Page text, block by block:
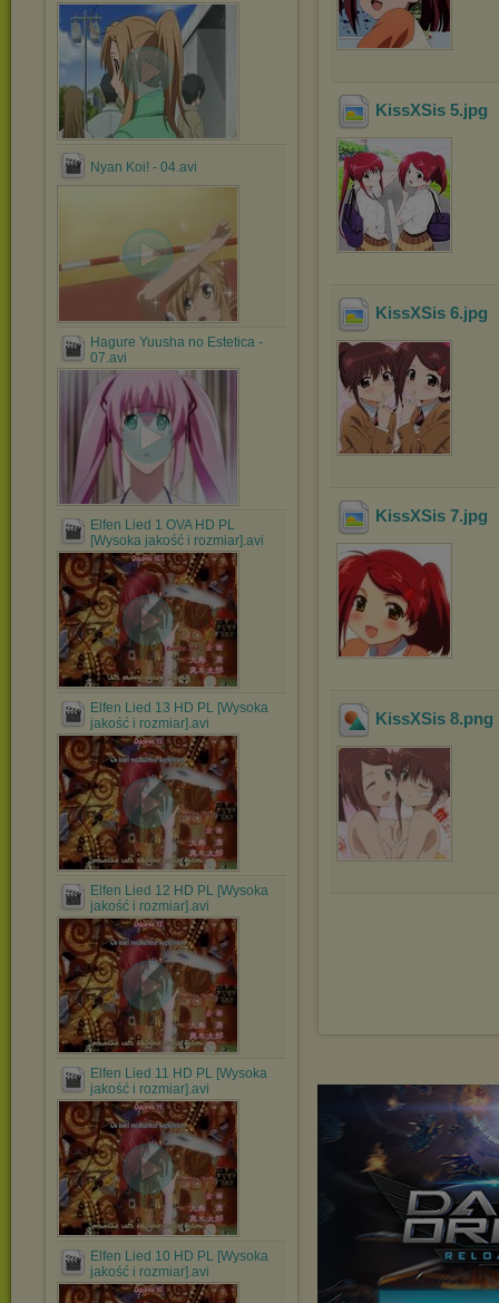
Nyan Koi! - 04.avi
Hagure Yuusha no Estetica -
07.avi
Elfen Lied 1 OVA HD PL
[Wysoka jakość i rozmiar].avi
Elfen Lied 13 HD PL [Wysoka
jakość i rozmiar].avi
Elfen Lied 12 HD PL [Wysoka
jakość i rozmiar].avi
Elfen Lied 11 HD PL [Wysoka
jakość i rozmiar].avi
Elfen Lied 10 HD PL [Wysoka
jakość i rozmiar].avi
KissXSis 5.jpg
KissXSis 6.jpg
KissXSis 7.jpg
KissXSis 8.png